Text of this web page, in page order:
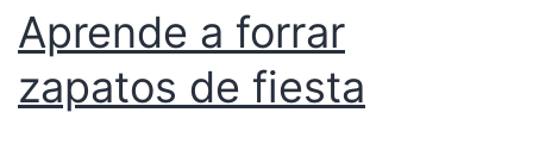
Aprende a forrar
zapatos de fiesta